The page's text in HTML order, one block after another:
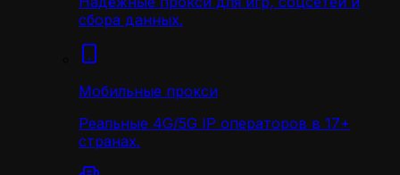
сбора данных.
Мобильные прокси
Реальные 4G/5G IP операторов в 17+
странах.